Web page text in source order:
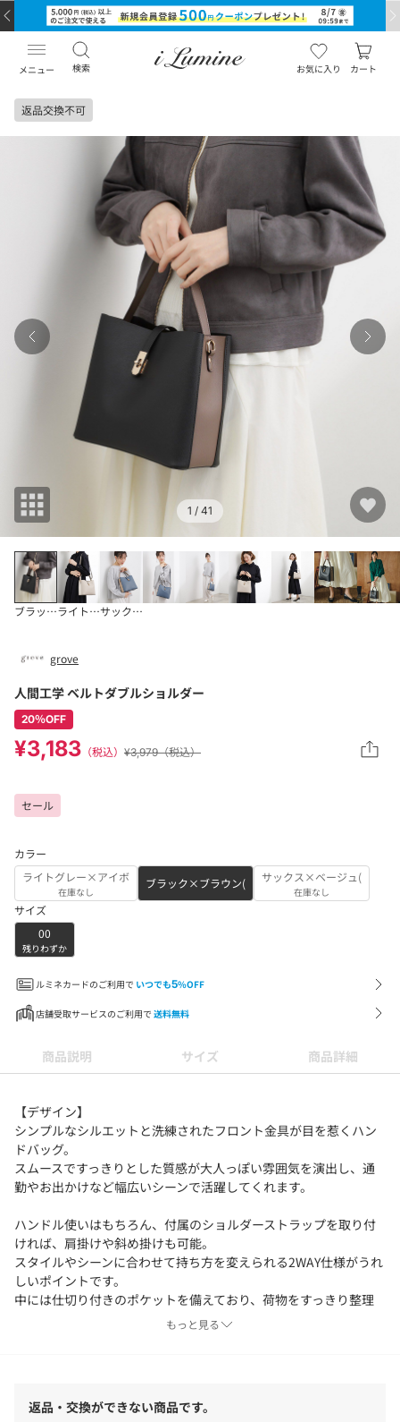
メニュー 検索 お気に入り カート
返品交換不可
1 / 41
ブラック×ブラウン(
ライトグレー×アイボ
サックス×ベージュ(
grove
人間工学 ベルトダブルショルダー
20％OFF
¥3,183 （税込） ¥3,979（税込）
セール
カラー
ライトグレー×アイボ
在庫なし
ブラック×ブラウン( サックス×ベージュ(
在庫なし
サイズ
00
残りわずか
ルミネカードのご利用で いつでも5%OFF
店舗受取サービスのご利用で 送料無料
商品説明 サイズ 商品詳細
【デザイン】
シンプルなシルエットと洗練されたフロント金具が目を惹くハン
ドバッグ。
スムースですっきりとした質感が大人っぽい雰囲気を演出し、通
勤やお出かけなど幅広いシーンで活躍してくれます。
ハンドル使いはもちろん、付属のショルダーストラップを取り付
ければ、肩掛けや斜め掛けも可能。
スタイルやシーンに合わせて持ち方を変えられる2WAY仕様がうれ
しいポイントです。
中には仕切り付きのポケットを備えており、荷物をすっきり整理
日本女子大学監修の人間工学に基づいて企画した機能性とデザイ
もっと見る
返品・交換ができない商品です。